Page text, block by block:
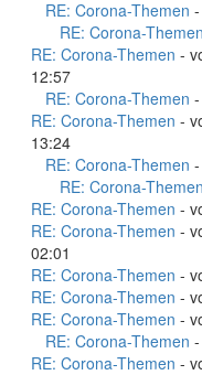
RE: Corona-Themen
RE: Corona-Themen
RE: Corona-Themen -
12:57
RE: Corona-Themen
RE: Corona-Themen -
13:24
RE: Corona-Themen
RE: Corona-Themen
RE: Corona-Themen -
RE: Corona-Themen -
02:01
RE: Corona-Themen -
RE: Corona-Themen -
RE: Corona-Themen -
RE: Corona-Themen
RE: Corona-Themen -